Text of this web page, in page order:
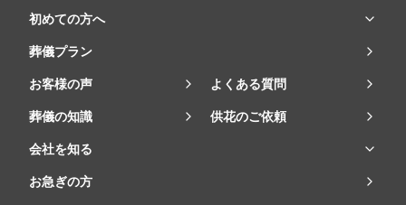
初めての方へ
葬儀プラン
お客様の声 よくある質問
葬儀の知識 供花のご依頼
会社を知る
お急ぎの方